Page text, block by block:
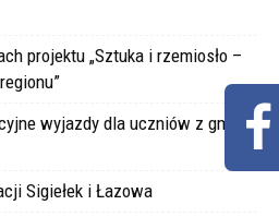
projektu „Sztuka i rzemiosło –
wyjazdy dla uczniów z gminy
Sigiełek i Łazowa